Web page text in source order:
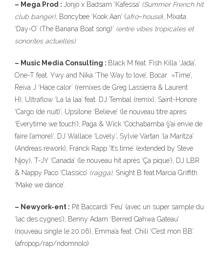
– Mega Prod : Jonjo x Badsam ‘Kafessa’ (Summer French hit
club banger), Boncybee ‘Kook Aan’ (afro–house), Mixata
‘Day-O’ (The Banana Boat song)’ (entre vibes tropicales et
sonorites actuelles)
– Music Media Consulting : Black M feat. Fish Killa ‘Jada’,
One-T feat. Ywy and Nika ‘The Way to love’, Bocar »Time’,
Reiva J ‘Hace calor’ (remixes de Greg Lassierra & Laurent
H), Ultraflow ‘La la laa’ feat. DJ Tembal (remix), Saint-Honore
‘Cargo (de nuit)’, Upsilone ‘Believe’ (le nouveau titre apres
‘Everytime we touch’), Paga & Wick ‘Cochabamba (j’ai envie de
faire l’amore)’, DJ Wallace ‘Lovely’, Sylvie Vartan ‘la Maritza’
(Andreas rework), Franck Rapp ‘It’s time’ (extended by Steve
Njoy), T-JY ‘Canada’ (le nouveau hit après ‘Ça pique’), DJ LBR
& Nappy Paco ‘Classico’ (ragga), Snight B feat.Marcia Griffith
‘Make we dance’.
– Newyork-ent : Pit Baccardi ‘Feu’ (avec un super sample du
‘lac des cygnes’), Benny Adam ‘Berred Qahwa Gateau’
(nouveau single le 20.06), Emma’a feat. Chili ‘C’est mon BB’
(afropop/rap/ndomnolo)